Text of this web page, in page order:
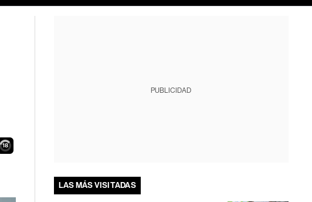
17
PUBLICIDAD
LAS MÁS VISITADAS